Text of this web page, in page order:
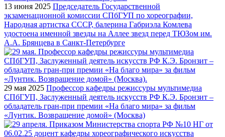
13 июня 2025 Председатель Государственной
экзаменационной комиссии СПбГУП по хореографии,
Народная артистка СССР, балерина Габриэла Комлева
удостоена именной звезды на Аллее звезд перед ТЮЗом им.
А.А. Брянцева в Санкт-Петербурге
29 мая 2025 Профессор кафедры режиссуры мультимедиа
СПбГУП, Заслуженный деятель искусств РФ К.Э. Бронзит –
обладатель гран-при премии «На благо мира» за фильм
«Лунтик. Возвращение домой» (Москва)